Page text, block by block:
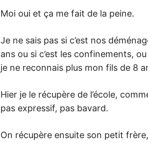
Moi oui et ça me fait de la peine.
Je ne sais pas si c’est nos
ans ou si c’est les confinements,
je ne reconnais plus mon fils de 8
Hier je le récupère de l’école,
pas expressif, pas bavard.
On récupère ensuite son petit